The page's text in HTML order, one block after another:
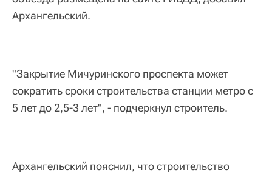
Архангельский.
"Закрытие Мичуринского проспекта может
сократить сроки строительства станции метро с
5 лет до 2,5-3 лет", - подчеркнул строитель.
Архангельский пояснил, что строительство